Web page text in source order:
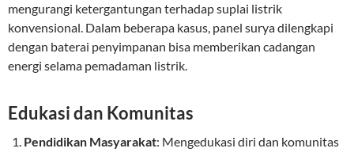
mengurangi ketergantungan terhadap suplai listrik
konvensional. Dalam beberapa kasus, panel surya dilengkapi
dengan baterai penyimpanan bisa memberikan cadangan
energi selama pemadaman listrik.
Edukasi dan Komunitas
Pendidikan Masyarakat: Mengedukasi diri dan komunitas